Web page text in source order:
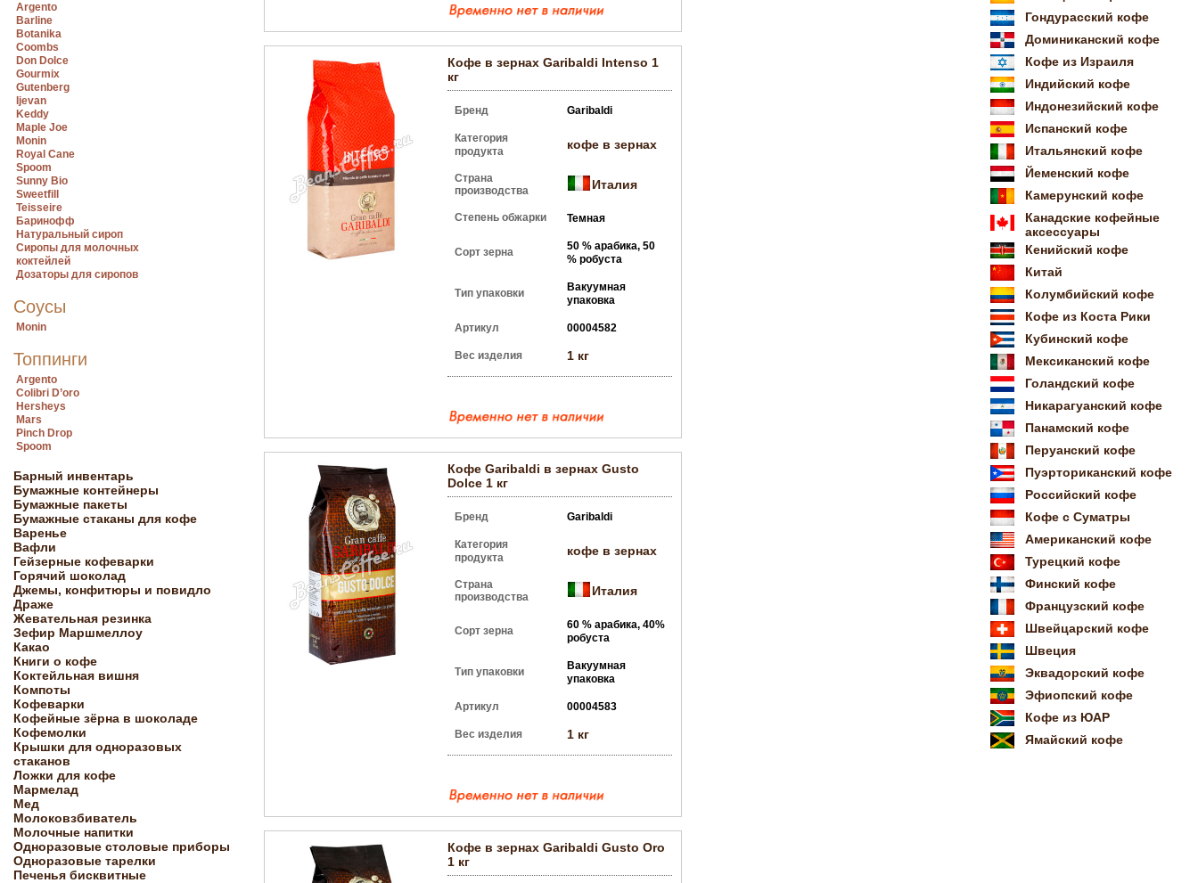
Argento
Barline
Botanika
Coombs
Don Dolce
Gourmix
Gutenberg
Ijevan
Keddy
Maple Joe
Monin
Royal Cane
Spoom
Sunny Bio
Sweetfill
Teisseire
Баринофф
Натуральный сироп
Сиропы для молочных
коктейлей
Дозаторы для сиропов
Соусы
Monin
Топпинги
Argento
Colibri D’oro
Hersheys
Mars
Pinch Drop
Spoom
Барный инвентарь
Бумажные контейнеры
Бумажные пакеты
Бумажные стаканы для кофе
Варенье
Вафли
Гейзерные кофеварки
Горячий шоколад
Джемы, конфитюры и повидло
Драже
Жевательная резинка
Зефир Маршмеллоу
Какао
Книги о кофе
Коктейльная вишня
Компоты
Кофеварки
Кофейные зёрна в шоколаде
Кофемолки
Крышки для одноразовых
стаканов
Ложки для кофе
Мармелад
Мед
Молоковзбиватель
Молочные напитки
Одноразовые столовые приборы
Одноразовые тарелки
Печенья бисквитные
Кофе в зернах Garibaldi Intenso 1
кг
Бренд Garibaldi
Категория
продукта
кофе в зернах
Страна
производства
Италия
Степень обжарки Темная
Сорт зерна
50 % арабика, 50
% робуста
Тип упаковки
Вакуумная
упаковка
Артикул 00004582
Вес изделия 1 кг
Кофе Garibaldi в зернах Gusto
Dolce 1 кг
Бренд Garibaldi
Категория
продукта
кофе в зернах
Страна
производства
Италия
Сорт зерна
60 % арабика, 40%
робуста
Тип упаковки
Вакуумная
упаковка
Артикул 00004583
Вес изделия 1 кг
Кофе в зернах Garibaldi Gusto Oro
1 кг
Гондурасский кофе
Доминиканский кофе
Кофе из Израиля
Индийский кофе
Индонезийский кофе
Испанский кофе
Итальянский кофе
Йеменский кофе
Камерунский кофе
Канадские кофейные
аксессуары
Кенийский кофе
Китай
Колумбийский кофе
Кофе из Коста Рики
Кубинский кофе
Мексиканский кофе
Голандский кофе
Никарагуанский кофе
Панамский кофе
Перуанский кофе
Пуэрториканский кофе
Российский кофе
Кофе с Суматры
Американский кофе
Турецкий кофе
Финский кофе
Французский кофе
Швейцарский кофе
Швеция
Эквадорский кофе
Эфиопский кофе
Кофе из ЮАР
Ямайский кофе